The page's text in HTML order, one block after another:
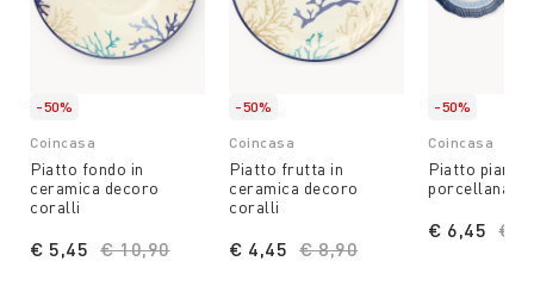
-50%
Coincasa
Piatto fondo in
ceramica decoro
coralli
Price reduced from
€ 10,90to
€ 5,45
-50%
Coincasa
Piatto frutta in
ceramica decoro
coralli
Price reduced from
€ 8,90
€ 4,45
-50%
Coincasa
Piatto piano
porcellana
€
€ 6,45